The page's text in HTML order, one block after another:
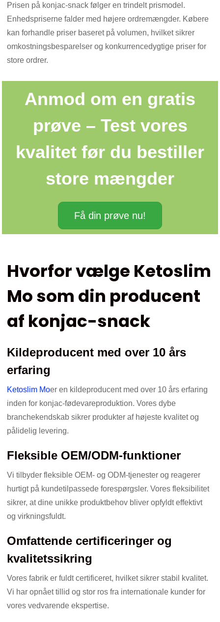
Prisen på konjac-snack følger en trindelt prismodel.
Enhedspriserne falder med højere ordremængder. Købere
kan forhandle priser baseret på volumen, hvilket sikrer
omkostningsbesparelser og konkurrencedygtige priser for
store ordrer.
Anmod om en gratis
prøve – Test vores
kvalitet før du bestiller
store mængder
Få din prøve nu!
Hvorfor vælge Ketoslim
Mo som din producent
af konjac-snack
Kildeproducent med over 10 års
erfaring
Ketoslim Moer en kildeproducent med over 10 års erfaring
inden for konjac-fødevareproduktion. Vores dybe
branchekendskab sikrer produkter af højeste kvalitet og
pålidelig levering.
Fleksible OEM/ODM-funktioner
Vi tilbyder fleksible OEM- og ODM-tjenester og reagerer
hurtigt på kundetilpassede forespørgsler. Vores fleksibilitet
sikrer, at dine unikke produktbehov bliver opfyldt effektivt
og virkningsfuldt.
Omfattende certificeringer og
kvalitetssikring
Vores fabrik er fuldt certificeret, hvilket sikrer stabil kvalitet.
Vi har opnået tillid og stor ros fra internationale kunder for
vores vedvarende ekspertise.